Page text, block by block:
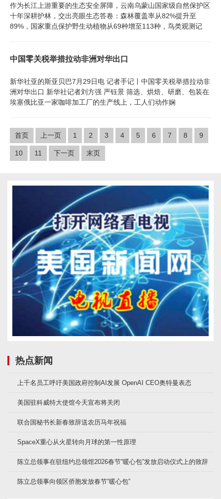
作为长江上游重要的生态安全屏障，云南乌蒙山国家级自然保护区
十年深耕护林，交出亮眼生态答卷：森林覆盖率从82%提升至
89%，国家重点保护野生动植物从69种增至113种，鸟类观测记
中国零关税举措拉动非洲对华出口
新华社亚的斯亚贝巴7月29日电 记者手记丨中国零关税举措拉动非
洲对华出口 新华社记者刘方强 严钰景 筛选、烘焙、研磨、包装在
埃塞俄比亚一家咖啡加工厂的生产线上，工人们动作娴
首页 上一页 1 2 3 4 5 6 7 8 9
10 11 下一页 末页
热点新闻
上千名员工呼吁美国政府控制AI发展 OpenAI CEO奥特曼表态
美国驻科威特大使馆今天宣布将关闭
联合国秘书长新春致辞送农历马年祝福
SpaceX重心从火星转向月球的第一性原理
陈立总领事在驻纽约总领馆2026春节“暖心包”发放启动仪式上的致辞
陈立总领事向领区侨胞发放春节“暖心包”